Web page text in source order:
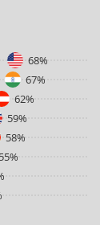
68%
67%
62%
59%
58%
55%